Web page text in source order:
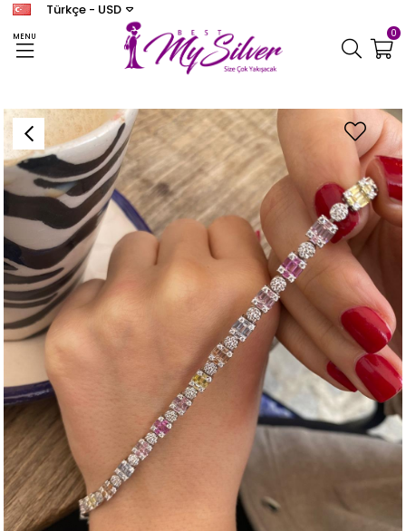
MENU
Türkçe - USD
0
Kadın Gümüş Renkli Zirkon Taşlı Bileklik